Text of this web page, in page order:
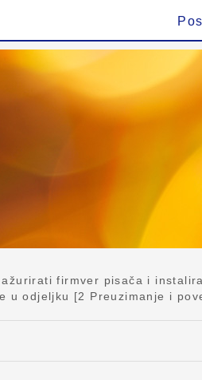
firmver pisača i
odjeljku [2 Preuzimanje i